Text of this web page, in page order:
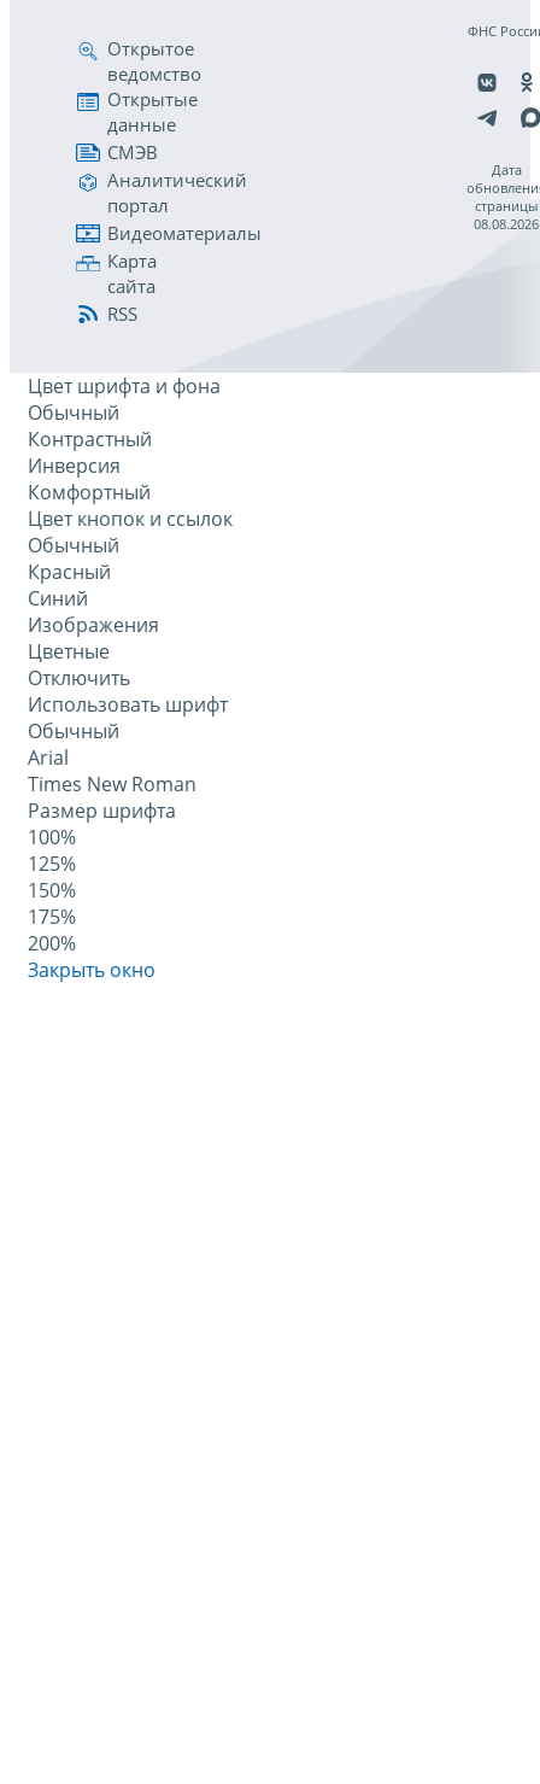
Открытое
ведомство
Открытые
данные
СМЭВ
Аналитический
портал
Видеоматериалы
Карта
сайта
RSS
ФНС
Дата
страницы
08.08.2026
Цвет шрифта и фона
Обычный
Контрастный
Инверсия
Комфортный
Цвет кнопок и ссылок
Обычный
Красный
Синий
Изображения
Цветные
Отключить
Использовать шрифт
Обычный
Arial
Times New Roman
Размер шрифта
100%
125%
150%
175%
200%
Закрыть окно